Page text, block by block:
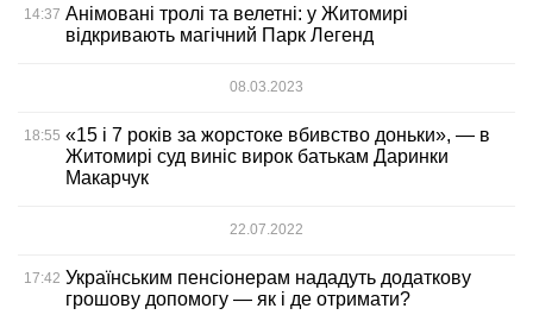
14:37 Анімовані тролі та велетні: у Житомирі
відкривають магічний Парк Легенд
08.03.2023
18:55 «15 і 7 років за жорстоке вбивство доньки», — в
Житомирі суд виніс вирок батькам Даринки
Макарчук
22.07.2022
17:42 Українським пенсіонерам нададуть додаткову
грошову допомогу — як і де отримати?